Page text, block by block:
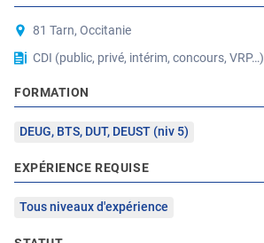
81 Tarn, Occitanie
CDI (public, privé, intérim, concours, VRP…)
FORMATION
DEUG, BTS, DUT, DEUST (niv 5)
EXPÉRIENCE REQUISE
Tous niveaux d'expérience